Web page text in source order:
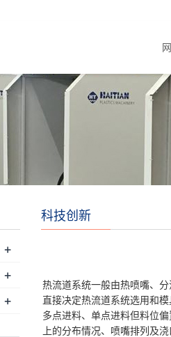
科技创新
热流道系统一般由热喷嘴、
直接决定热流道系统选用和
多点进料、单点进料但料位
上的分布情况、喷嘴排列及
+
+
+